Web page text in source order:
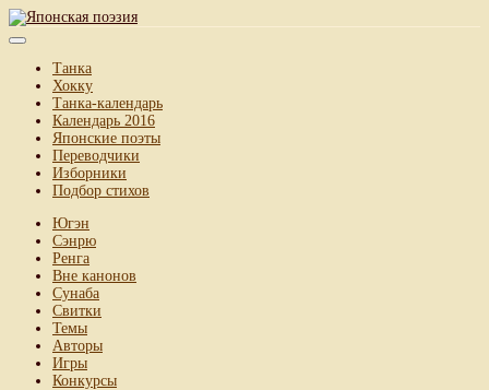
Танка
Хокку
Танка-календарь
Календарь 2016
Японские поэты
Переводчики
Изборники
Подбор стихов
Югэн
Сэнрю
Ренга
Вне канонов
Сунаба
Свитки
Темы
Авторы
Игры
Конкурсы